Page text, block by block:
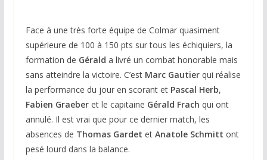
Face à une très forte équipe de Colmar quasiment
supérieure de 100 à 150 pts sur tous les échiquiers, la
formation de Gérald a livré un combat honorable mais
sans atteindre la victoire. C’est Marc Gautierqui réalise
la performance du jour en scorant et Pascal Herb,
Fabien Graeberet le capitaine Gérald Frach qui ont
annulé. Il est vrai que pour ce dernier match, les
absences de Thomas Gardet etAnatole Schmitt ont
pesé lourd dans la balance.